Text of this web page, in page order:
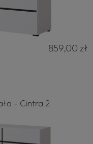
859,00 zł
- Cintra 2